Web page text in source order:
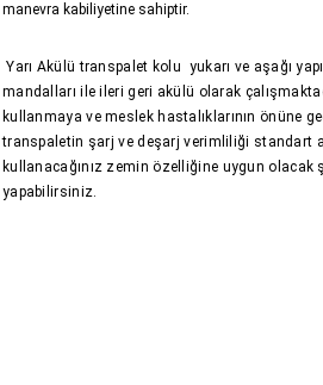
manevra kabiliyetine sahiptir.
Yarı Akülü transpalet kolu yukarı ve aşağı
mandalları ile ileri geri akülü olarak
kullanmaya ve meslek hastalıklarının önüne
transpaletin şarj ve deşarj verimliliği standart
kullanacağınız zemin özelliğine uygun
yapabilirsiniz.